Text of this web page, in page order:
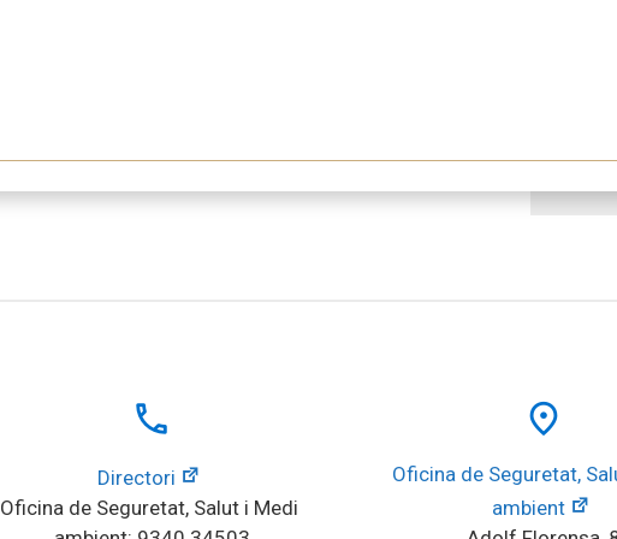
local_phone
Directori
Oficina de Seguretat, Salut i Medi
place
Oficina de Seguretat,
ambient